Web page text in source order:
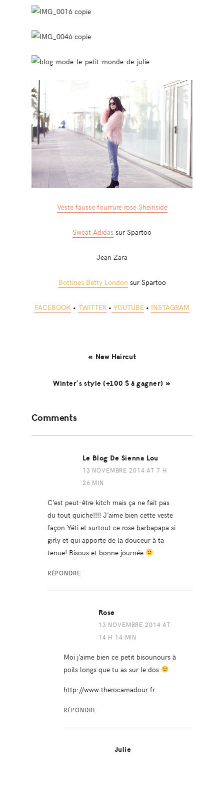
Veste fausse fourrure rose Sheinside
Sweat Adidas sur Spartoo
Jean Zara
Bottines Betty London sur Spartoo
FACEBOOK • TWITTER • YOUTUBE • INSTAGRAM
« New Haircut
Winter’s style (+100 $ à gagner) »
Interactions
Comments
Le Blog De Sienna Lou
13 NOVEMBRE 2014 AT 7 H
26 MIN
C’est peut-être kitch mais ça ne fait pas
du tout quiche!!!! J’aime bien cette veste
façon Yéti et surtout ce rose barbapapa si
girly et qui apporte de la douceur à ta
tenue! Bisous et bonne journée
RÉPONDRE
Rose
13 NOVEMBRE 2014 AT
14 H 14 MIN
Moi j’aime bien ce petit bisounours à
poils longs que tu as sur le dos
http://www.therocamadour.fr
RÉPONDRE
Julie